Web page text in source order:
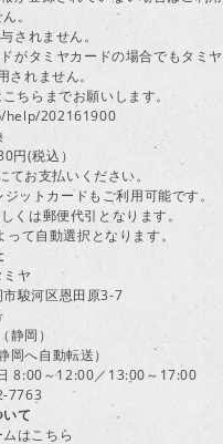
。
されません。
がタミヤカードの場合でもタミヤ
されません。
ちらまでお願いします。
help/202161900
円(税込）
てお支払いください。
ットカードもご利用可能です。
くは郵便代引となります。
て自動選択となります。
ヤ
駿河区恩田原3-7
岡）
へ自動転送）
8:00～12:00／13:00～17:00
7763
て
はこちら